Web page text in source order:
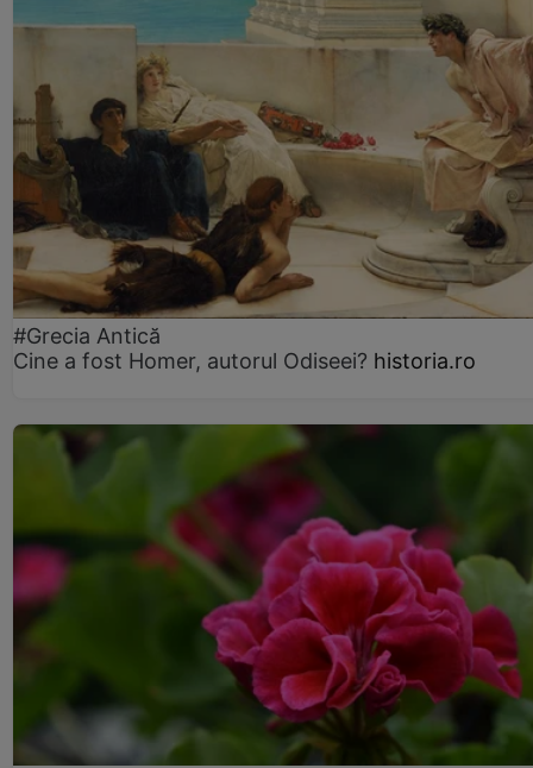
#Grecia Antică
Cine a fost Homer, autorul Odiseei? historia.ro